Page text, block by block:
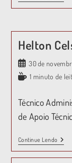
Helton
30 de
1 minuto de
Técnico
de Apoio
Continue Lendo